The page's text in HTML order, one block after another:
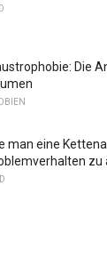
Die
man eine
zu